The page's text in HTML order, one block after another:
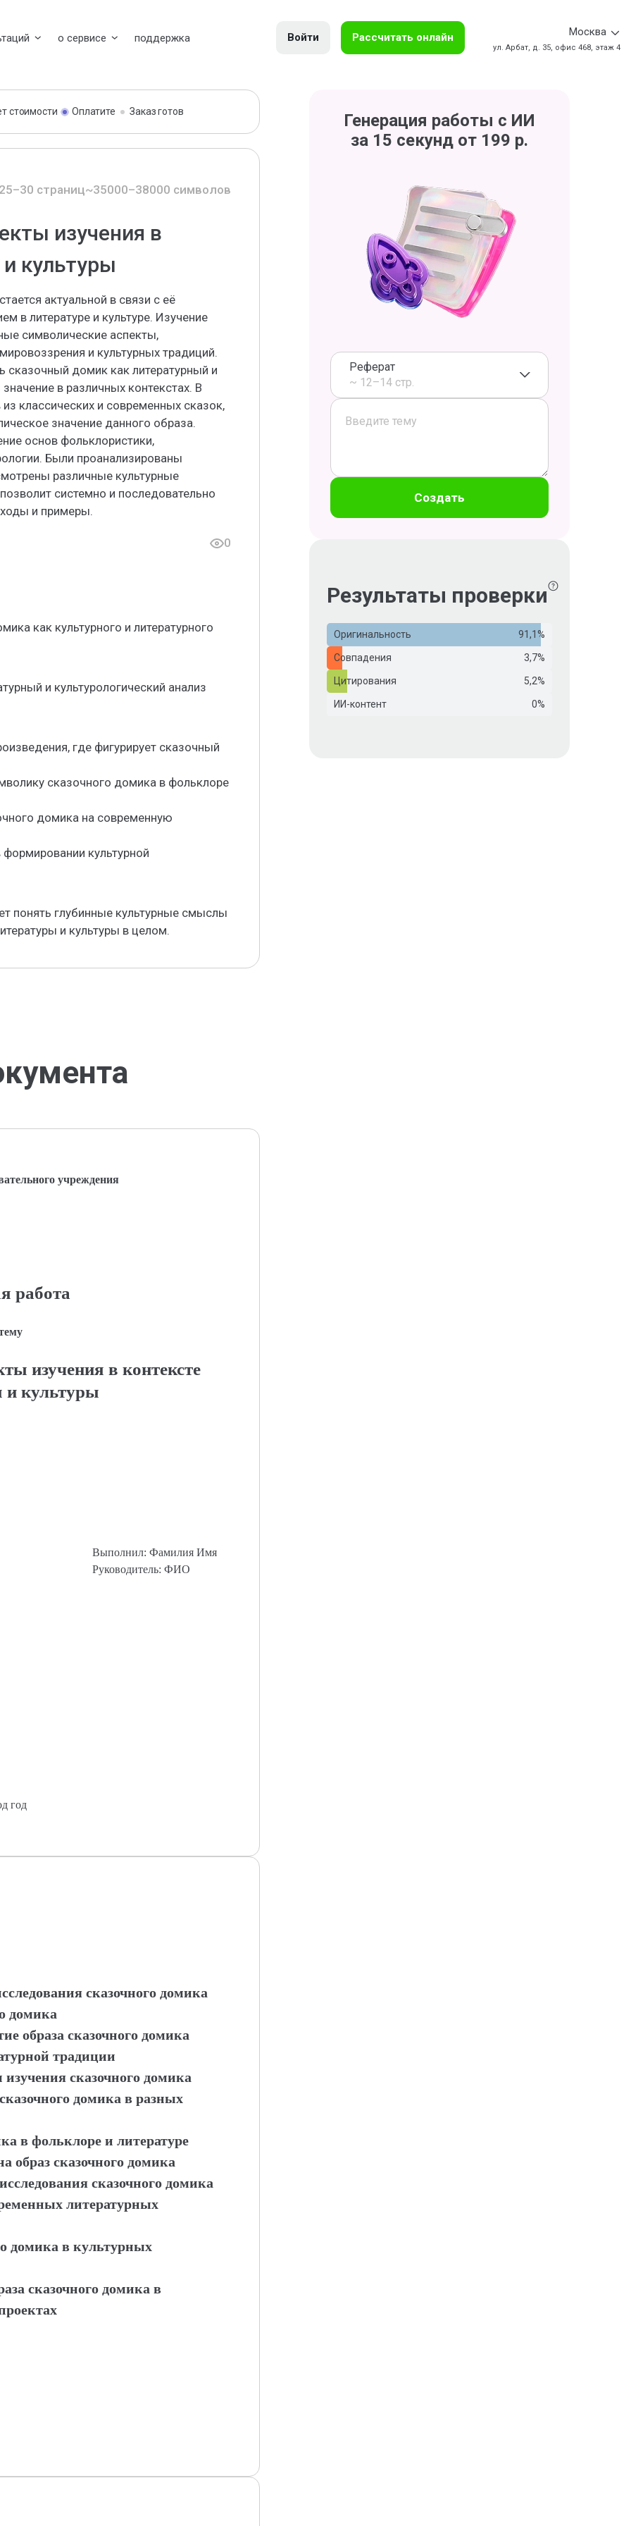
о сервисе поддержка Войти Рассчитать онлайн Москва
ул. Арбат, д. 35, офис 468, этаж 4
стоимости Оплатите Заказ готов
страниц~35000–38000 символов
изучения в
культуры
актуальной в связи с её
в литературе и культуре. Изучение
символические аспекты,
и культурных традиций.
домик как литературный и
в различных контекстах. В
классических и современных сказок,
значение данного образа.
основ фольклористики,
Были проанализированы
различные культурные
системно и последовательно
и примеры.
0
как культурного и литературного
и культурологический анализ
где фигурирует сказочный
сказочного домика в фольклоре
домика на современную
культурной
понять глубинные культурные смыслы
и культуры в целом.
учреждения
работа
изучения в контексте
и культуры
Выполнил: Фамилия Имя
Руководитель: ФИО
год
сказочного домика
домика
образа сказочного домика
традиции
сказочного домика
домика в разных
в фольклоре и литературе
образ сказочного домика
сказочного домика
литературных
домика в культурных
сказочного домика в
Генерация работы с ИИ
за 15 секунд от 199 р.
Реферат
~ 12–14 стр.
Создать
Результаты проверки
Оригинальность 91,1%
Совпадения 3,7%
Цитирования 5,2%
ИИ-контент 0%